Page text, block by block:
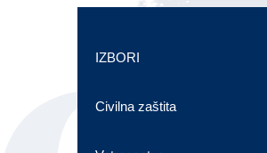
IZBORI
Civilna zaštita